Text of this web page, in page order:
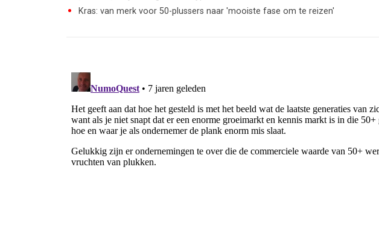
Kras: van merk voor 50-plussers naar 'mooiste fase om te reizen'